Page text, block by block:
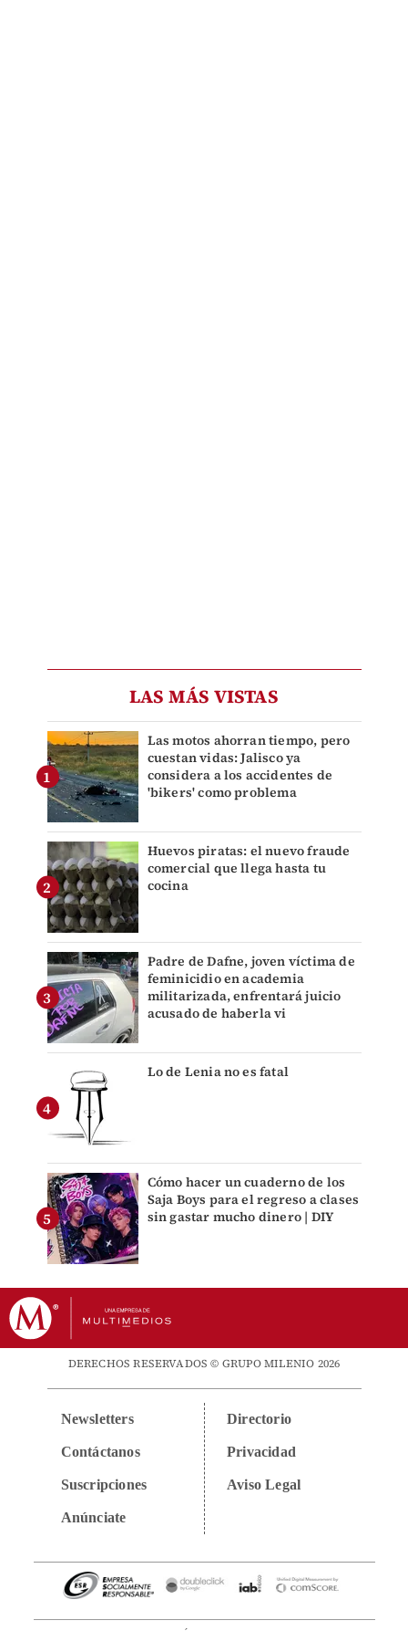
LAS MÁS VISTAS
Las motos ahorran tiempo, pero
cuestan vidas: Jalisco ya
considera a los accidentes de
'bikers' como problema
Huevos piratas: el nuevo fraude
comercial que llega hasta tu
cocina
Padre de Dafne, joven víctima de
feminicidio en academia
militarizada, enfrentará juicio
acusado de haberla vi
Lo de Lenia no es fatal
Cómo hacer un cuaderno de los
Saja Boys para el regreso a clases
sin gastar mucho dinero | DIY
DERECHOS RESERVADOS © GRUPO MILENIO 2026
Newsletters
Contáctanos
Suscripciones
Anúnciate
Directorio
Privacidad
Aviso Legal